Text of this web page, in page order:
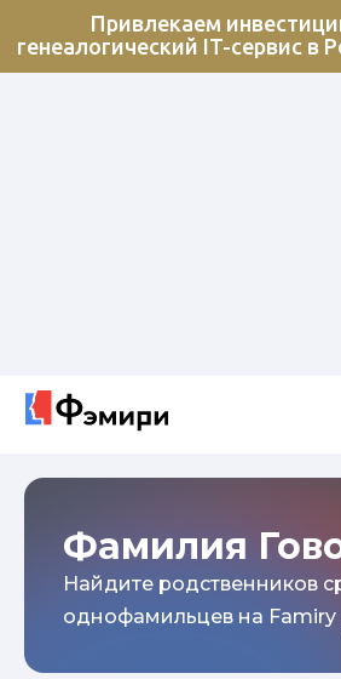
Привлекаем
генеалогический IT-сервис в
Фамилия
Найдите родственников
однофамильцев на Famiry